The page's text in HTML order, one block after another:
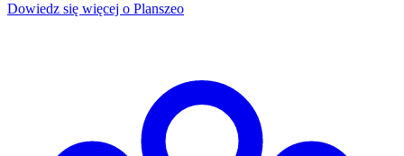
Dowiedz się więcej o Planszeo